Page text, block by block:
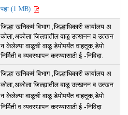
पहा (1 MB)
जिल्हा खनिकर्म विभाग ,जिल्हाधिकारी कार्यालय अ
कोला,अकोला जिल्ह्यातील वाळू उत्खनन व उत्खन
न केलेल्या वाळूची वाळू डेपोपर्यंत वाहतूक,डेपो
निर्मिती व व्यवस्थापन करण्यासाठी ई -निविदा.
जिल्हा खनिकर्म विभाग ,जिल्हाधिकारी कार्यालय अ
कोला,अकोला जिल्ह्यातील वाळू उत्खनन व उत्खन
न केलेल्या वाळूची वाळू डेपोपर्यंत वाहतूक,डेपो
निर्मिती व व्यवस्थापन करण्यासाठी ई -निविदा.